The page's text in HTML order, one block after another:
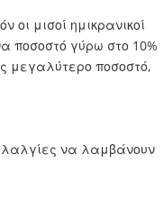
οι μισοί ημικρανικοί
ποσοστό γύρω στο 10%
μεγαλύτερο ποσοστό,
να λαμβάνουν